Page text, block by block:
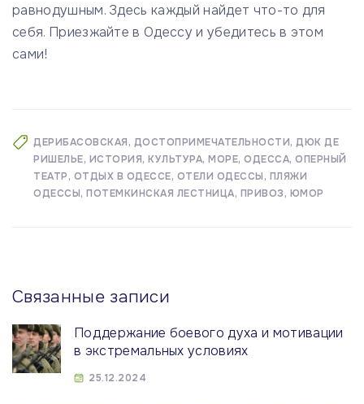
равнодушным. Здесь каждый найдет что-то для
себя. Приезжайте в Одессу и убедитесь в этом
сами!
ДЕРИБАСОВСКАЯ ДОСТОПРИМЕЧАТЕЛЬНОСТИ ДЮК ДЕ
РИШЕЛЬЕ ИСТОРИЯ КУЛЬТУРА МОРЕ ОДЕССА ОПЕРНЫЙ
ТЕАТР ОТДЫХ В ОДЕССЕ ОТЕЛИ ОДЕССЫ ПЛЯЖИ
ОДЕССЫ ПОТЕМКИНСКАЯ ЛЕСТНИЦА ПРИВОЗ ЮМОР
Связанные записи
Поддержание боевого духа и мотивации
в экстремальных условиях
25.12.2024